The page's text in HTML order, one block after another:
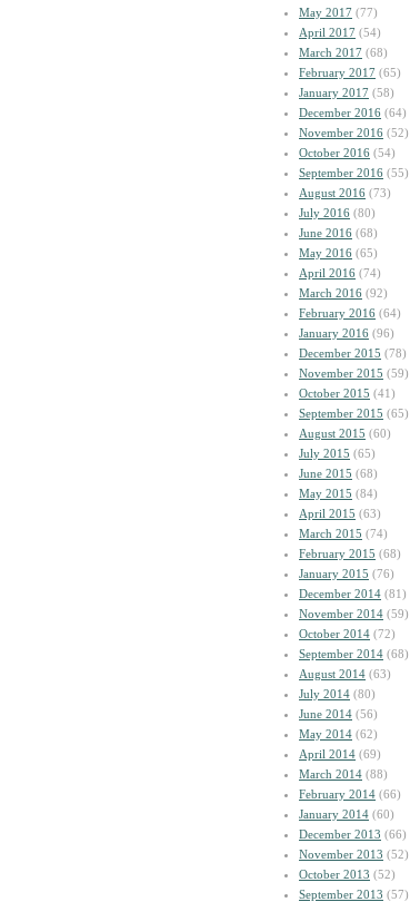
May 2017 (77)
April 2017 (54)
March 2017 (68)
February 2017 (65)
January 2017 (58)
December 2016 (64)
November 2016 (52)
October 2016 (54)
September 2016 (55)
August 2016 (73)
July 2016 (80)
June 2016 (68)
May 2016 (65)
April 2016 (74)
March 2016 (92)
February 2016 (64)
January 2016 (96)
December 2015 (78)
November 2015 (59)
October 2015 (41)
September 2015 (65)
August 2015 (60)
July 2015 (65)
June 2015 (68)
May 2015 (84)
April 2015 (63)
March 2015 (74)
February 2015 (68)
January 2015 (76)
December 2014 (81)
November 2014 (59)
October 2014 (72)
September 2014 (68)
August 2014 (63)
July 2014 (80)
June 2014 (56)
May 2014 (62)
April 2014 (69)
March 2014 (88)
February 2014 (66)
January 2014 (60)
December 2013 (66)
November 2013 (52)
October 2013 (52)
September 2013 (57)